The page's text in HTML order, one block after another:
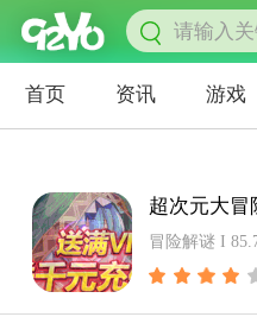
首页 资讯 游戏
超次元大冒
冒险解谜 I